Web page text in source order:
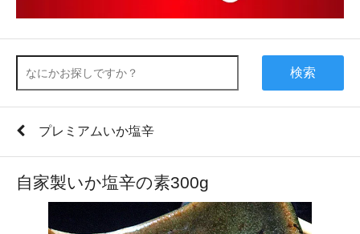
検索
プレミアムいか塩辛
自家製いか塩辛の素300g